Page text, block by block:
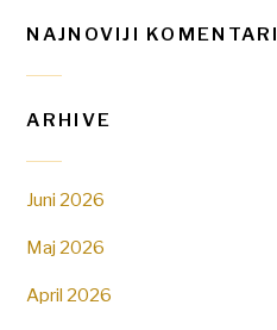
NAJNOVIJI KOMENTARI
ARHIVE
Juni 2026
Maj 2026
April 2026